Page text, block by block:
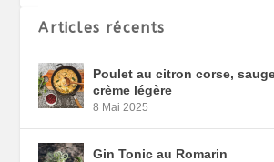
Articles récents
Poulet au citron corse,
crème légère
8 Mai 2025
Gin Tonic au Romarin